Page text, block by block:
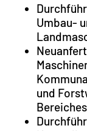
Umbau-
und
Bereiches